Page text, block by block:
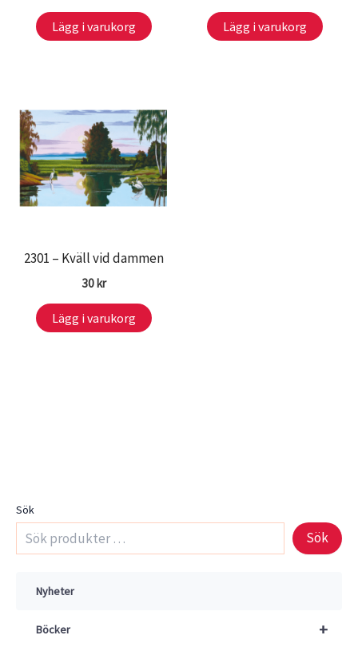
Sök
Sök
Nyheter
+
Böcker
Lägg i varukorg Lägg i varukorg
2301 – Kväll vid dammen
30 kr
Lägg i varukorg